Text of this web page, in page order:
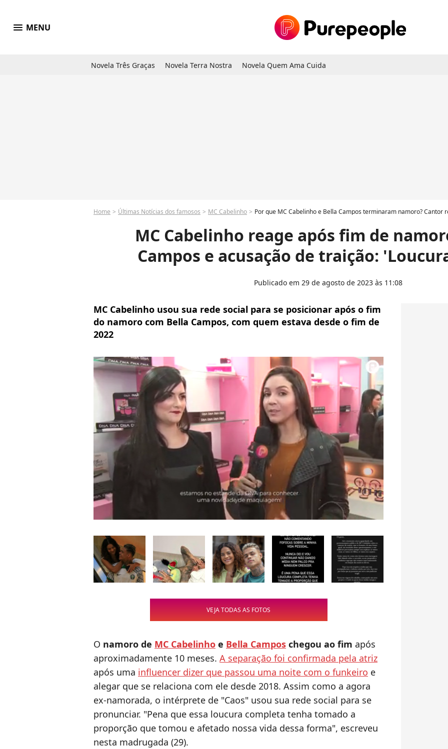
menu MENU
Novela Três Graças Novela Terra Nostra Novela Quem Ama Cuida
Home Últimas Notícias dos famosos MC Cabelinho Por que MC Cabelinho e Bella Campos terminaram namoro? Cantor
MC Cabelinho reage após fim de
Campos e acusação de traição:
Publicado em 29 de agosto de 2023 às 11:08
MC Cabelinho usou sua rede social para se posicionar após o fim
do namoro com Bella Campos, com quem estava desde o fim de
2022
VEJA TODAS AS FOTOS
O namoro de MC Cabelinho e Bella Campos chegou ao fim após
aproximadamente 10 meses. A separação foi confirmada pela atriz
após uma influencer dizer que passou uma noite com o funkeiro e
alegar que se relaciona com ele desde 2018. Assim como a agora
ex-namorada, o intérprete de "Caos" usou sua rede social para se
pronunciar. "Pena que essa loucura completa tenha tomado a
proporção que tomou e afetado nossa vida dessa forma", escreveu
nesta madrugada (29).